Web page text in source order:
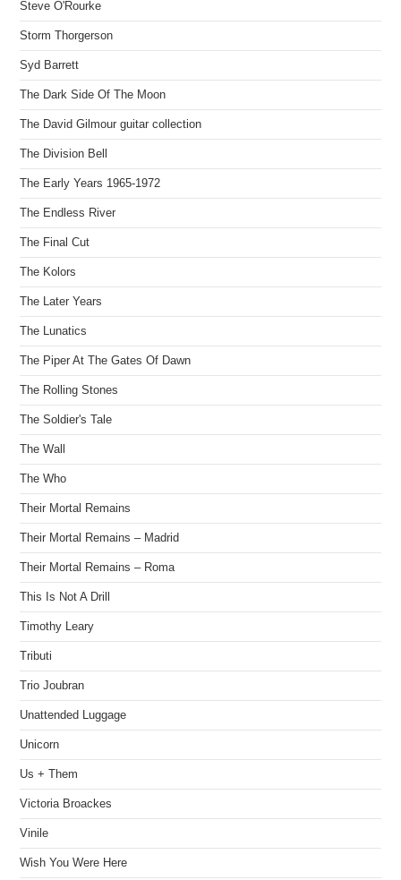
Steve O'Rourke
Storm Thorgerson
Syd Barrett
The Dark Side Of The Moon
The David Gilmour guitar collection
The Division Bell
The Early Years 1965-1972
The Endless River
The Final Cut
The Kolors
The Later Years
The Lunatics
The Piper At The Gates Of Dawn
The Rolling Stones
The Soldier's Tale
The Wall
The Who
Their Mortal Remains
Their Mortal Remains – Madrid
Their Mortal Remains – Roma
This Is Not A Drill
Timothy Leary
Tributi
Trio Joubran
Unattended Luggage
Unicorn
Us + Them
Victoria Broackes
Vinile
Wish You Were Here